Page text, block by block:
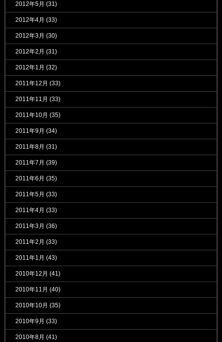
2012年5月 (31)
2012年4月 (33)
2012年3月 (30)
2012年2月 (31)
2012年1月 (32)
2011年12月 (33)
2011年11月 (33)
2011年10月 (35)
2011年9月 (34)
2011年8月 (31)
2011年7月 (39)
2011年6月 (35)
2011年5月 (33)
2011年4月 (33)
2011年3月 (36)
2011年2月 (33)
2011年1月 (43)
2010年12月 (41)
2010年11月 (40)
2010年10月 (35)
2010年9月 (33)
2010年8月 (41)